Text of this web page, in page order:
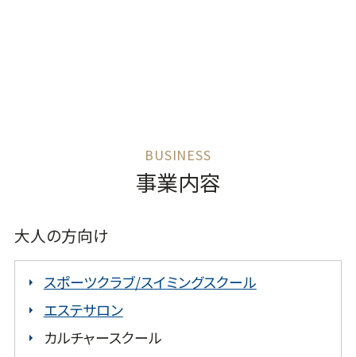
事業内容
大人の方向け
スポーツクラブ/スイミングスクール
エステサロン
カルチャースクール